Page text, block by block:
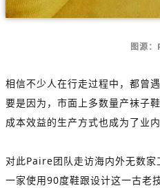
图源
相信不少人在行走过程中，都曾
要是因为，市面上多数量产袜子
成本效益的生产方式也成为了业
对此Paire团队走访海内外无数
一家使用90度鞋跟设计这一古老